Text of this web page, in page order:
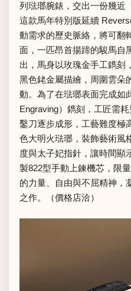
列琺瑯腕錶，交出一份幾近
這款馬年特別版延續
動需求的歷史脈絡，將可翻
面，一匹昂首揚蹄的駿馬自
出，馬身以玫瑰金手工鐫刻
黑色銠金屬描繪，周圍雲朵
動。為了在琺瑯表面完成如
Engraving）鐫刻，工匠需
鑿刀逐步成形，工藝難度極
色大明火琺瑯，裝飾藝術風
度與太子妃指針，讓時間顯
製822型手動上鍊機芯，限
的力量、自由與不屈精神，
之作。（價格店洽）